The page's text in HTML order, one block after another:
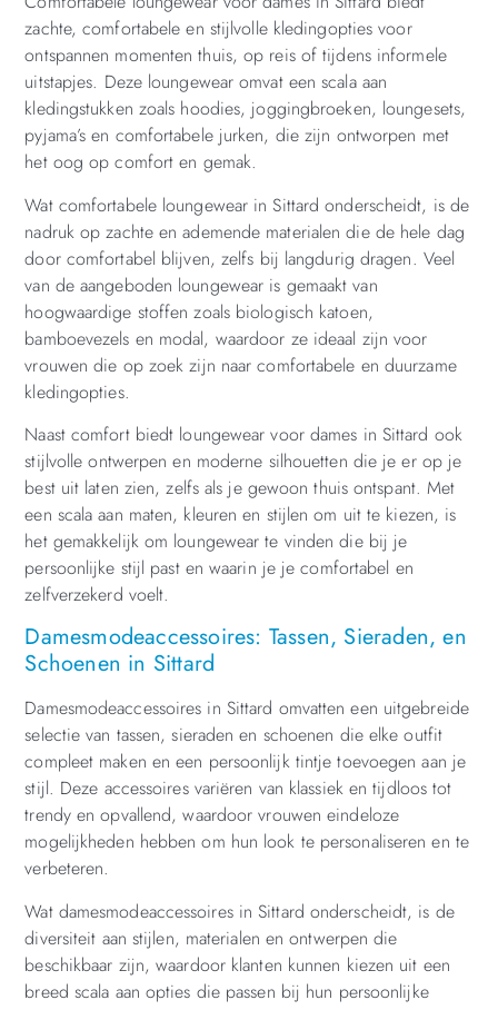
zachte, comfortabele en stijlvolle kledingopties voor
ontspannen momenten thuis, op reis of tijdens informele
uitstapjes. Deze loungewear omvat een scala aan
kledingstukken zoals hoodies, joggingbroeken, loungesets,
pyjama’s en comfortabele jurken, die zijn ontworpen met
het oog op comfort en gemak.
Wat comfortabele loungewear in Sittard onderscheidt, is de
nadruk op zachte en ademende materialen die de hele dag
door comfortabel blijven, zelfs bij langdurig dragen. Veel
van de aangeboden loungewear is gemaakt van
hoogwaardige stoffen zoals biologisch katoen,
bamboevezels en modal, waardoor ze ideaal zijn voor
vrouwen die op zoek zijn naar comfortabele en duurzame
kledingopties.
Naast comfort biedt loungewear voor dames in Sittard ook
stijlvolle ontwerpen en moderne silhouetten die je er op je
best uit laten zien, zelfs als je gewoon thuis ontspant. Met
een scala aan maten, kleuren en stijlen om uit te kiezen, is
het gemakkelijk om loungewear te vinden die bij je
persoonlijke stijl past en waarin je je comfortabel en
zelfverzekerd voelt.
Damesmodeaccessoires: Tassen, Sieraden, en
Schoenen in Sittard
Damesmodeaccessoires in Sittard omvatten een uitgebreide
selectie van tassen, sieraden en schoenen die elke outfit
compleet maken en een persoonlijk tintje toevoegen aan je
stijl. Deze accessoires variëren van klassiek en tijdloos tot
trendy en opvallend, waardoor vrouwen eindeloze
mogelijkheden hebben om hun look te personaliseren en te
verbeteren.
Wat damesmodeaccessoires in Sittard onderscheidt, is de
diversiteit aan stijlen, materialen en ontwerpen die
beschikbaar zijn, waardoor klanten kunnen kiezen uit een
breed scala aan opties die passen bij hun persoonlijke